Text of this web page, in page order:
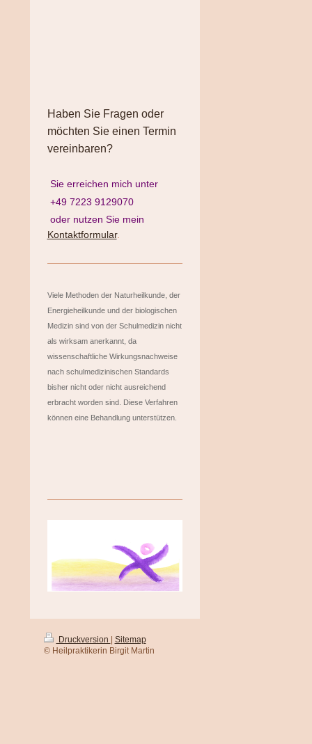
Haben Sie Fragen oder
möchten Sie einen Termin
vereinbaren?
Sie erreichen mich unter
+49 7223 9129070
oder nutzen Sie mein
Kontaktformular.
Viele Methoden der Naturheilkunde, der
Energieheilkunde und der biologischen
Medizin sind von der Schulmedizin nicht
als wirksam anerkannt, da
wissenschaftliche Wirkungsnachweise
nach schulmedizinischen Standards
bisher nicht oder nicht ausreichend
erbracht worden sind. Diese Verfahren
können eine Behandlung unterstützen.
Druckversion
Sitemap
© Heilpraktikerin Birgit Martin